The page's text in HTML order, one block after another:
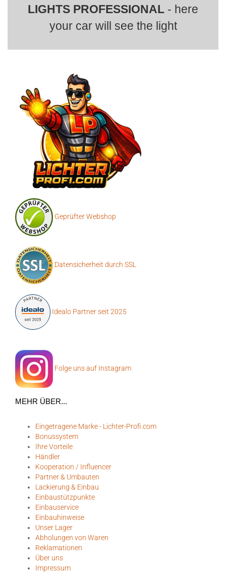
LIGHTS PROFESSIONAL - here
your car will see the light
Geprüfter Webshop
Datensicherheit durch SSL
Idealo Partner seit 2025
Folge uns auf Instagram
MEHR ÜBER...
Eingetragene Marke - Lichter-Profi.com
Bonussystem
Ihre Vorteile
Händler
Kooperation / Influencer
Partner & Umbauten
Lackierung & Einbau
Einbaustützpunkte
Einbauservice
Einbauhinweise
Unser Lager
Abholungen von Waren
Reklamationen
Über uns
Impressum